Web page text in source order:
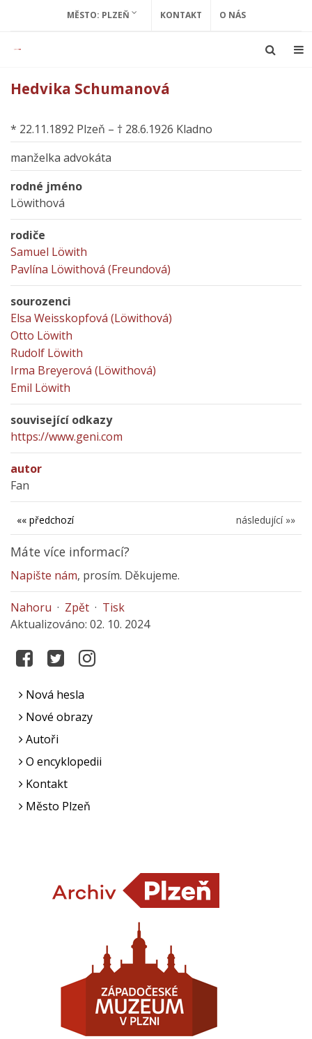
MĚSTO: PLZEŇ KONTAKT O NÁS
Hedvika Schumanová
* 22.11.1892 Plzeň – † 28.6.1926 Kladno
manželka advokáta
rodné jméno
Löwithová
rodiče
Samuel Löwith
Pavlína Löwithová (Freundová)
sourozenci
Elsa Weisskopfová (Löwithová)
Otto Löwith
Rudolf Löwith
Irma Breyerová (Löwithová)
Emil Löwith
související odkazy
https://www.geni.com
autor
Fan
následující »»
«« předchozí
Máte více informací?
Napište nám, prosím. Děkujeme.
Nahoru · Zpět · Tisk
Aktualizováno: 02. 10. 2024
Nová hesla
Nové obrazy
Autoři
O encyklopedii
Kontakt
Město Plzeň